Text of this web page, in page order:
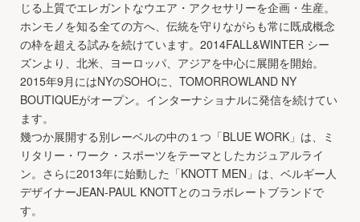
じる上質でエレガントなウエア・アクセサリーを企画・生産。
ホンモノを知る全ての方へ、伝統を守りながらも常に既成概念
の枠を超える試みを続けています。2014FALL&WINTER シー
ズンより、北米、ヨーロッパ、アジアを中心に展開を開始。
2015年9月にはNYのSOHOに、TOMORROWLAND NY
BOUTIQUEがオープン。インターナショナルに発信を続けてい
ます。
幾つか展開する別レーベルの中の１つ「BLUE WORK」は、ミ
リタリー・ワーク・スポーツをテーマとしたカジュアルライ
ン。さらに2013年に始動した「KNOTT MEN」は、ベルギー人
デザイナーJEAN-PAUL KNOTTとのコラボレートブランドで
す。